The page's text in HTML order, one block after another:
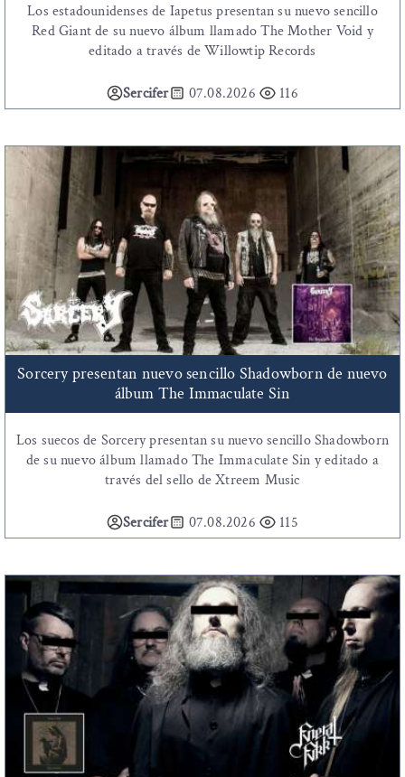
Los estadounidenses de Iapetus presentan su nuevo sencillo
Red Giant de su nuevo álbum llamado The Mother Void y
editado a través de Willowtip Records
Sercifer 07.08.2026 116
Sorcery presentan nuevo sencillo Shadowborn de nuevo
álbum The Immaculate Sin
Los suecos de Sorcery presentan su nuevo sencillo Shadowborn
de su nuevo álbum llamado The Immaculate Sin y editado a
través del sello de Xtreem Music
Sercifer 07.08.2026 115